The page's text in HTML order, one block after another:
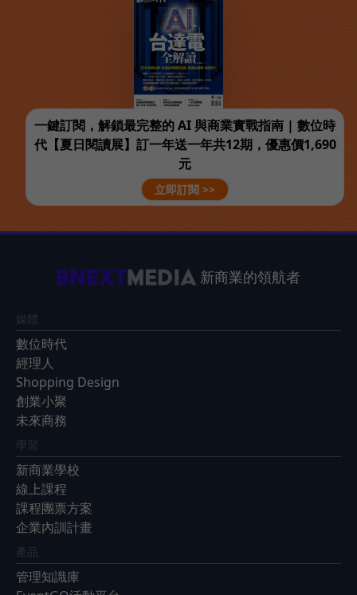
一鍵訂閱，解鎖最完整的 AI 與商業實戰指南 | 數位時
代【夏日閱讀展】訂一年送一年共12期，優惠價1,690
元
立即訂閱 >>
新商業的領航者
媒體
數位時代
經理人
Shopping Design
創業小聚
未來商務
學習
新商業學校
線上課程
課程團票方案
企業內訓計畫
產品
管理知識庫